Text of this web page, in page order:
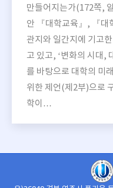
만들어지는가(172쪽,
안 『대학교육』, 『대
관지와 일간지에 기고
고 있고, ‘변화의 시대,
를 바탕으로 대학의 미
위한 제언(제2부)으로
학이…